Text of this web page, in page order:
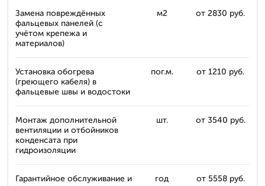
Замена повреждённых
фальцевых панелей (с
учётом крепежа и
материалов)
м2 от 2830 руб.
Установка обогрева
(греющего кабеля) в
фальцевые швы и водостоки
пог.м. от 1210 руб.
Монтаж дополнительной
вентиляции и отбойников
конденсата при
гидроизоляции
шт. от 3540 руб.
Гарантийное обслуживание и
год от 5558 руб.